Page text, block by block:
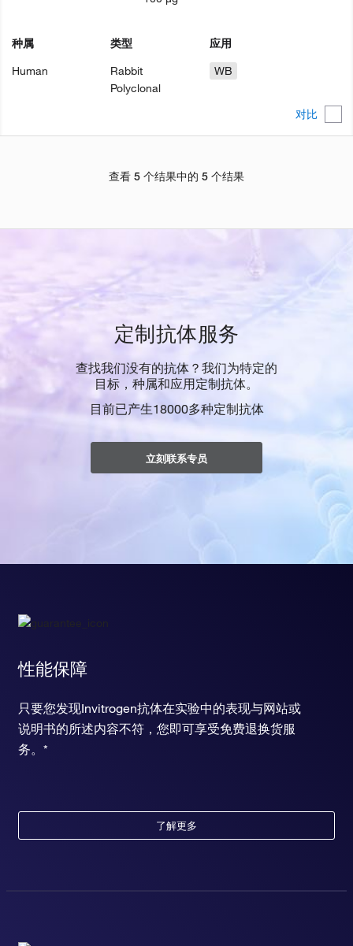
对比
种属
Human
类型
Rabbit
Polyclonal
应用
WB
查看 5 个结果中的 5 个结果
定制抗体服务
查找我们没有的抗体？我们为特定的
目标，种属和应用定制抗体。
目前已产生18000多种定制抗体
立刻联系专员
性能保障
只要您发现Invitrogen抗体在实验中的表现与网站或
说明书的所述内容不符，您即可享受免费退换货服
务。*
了解更多